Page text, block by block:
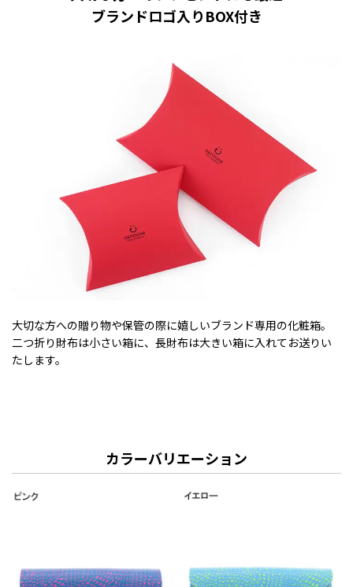
ブランドロゴ入りBOX付き
大切な方への贈り物や保管の際に嬉しいブランド専用の化粧箱。
二つ折り財布は小さい箱に、長財布は大きい箱に入れてお送りい
たします。
カラーバリエーション